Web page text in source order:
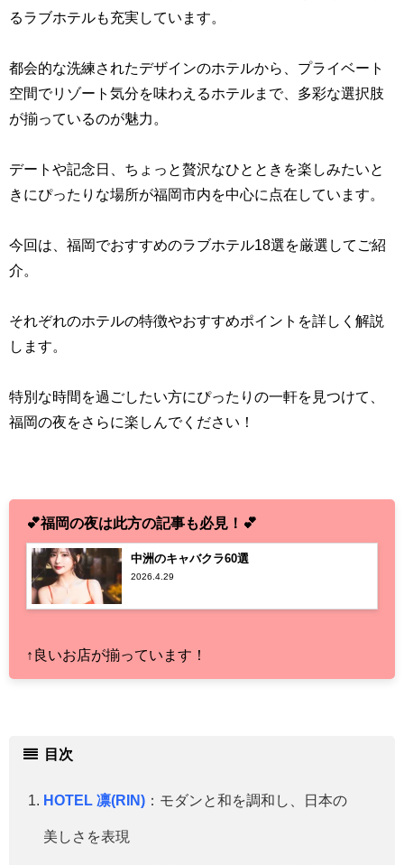
るラブホテルも充実しています。
都会的な洗練されたデザインのホテルから、プライベート
空間でリゾート気分を味わえるホテルまで、多彩な選択肢
が揃っているのが魅力。
デートや記念日、ちょっと贅沢なひとときを楽しみたいと
きにぴったりな場所が福岡市内を中心に点在しています。
今回は、福岡でおすすめのラブホテル18選を厳選してご紹
介。
それぞれのホテルの特徴やおすすめポイントを詳しく解説
します。
特別な時間を過ごしたい方にぴったりの一軒を見つけて、
福岡の夜をさらに楽しんでください！
💕福岡の夜は此方の記事も必見！💕
中洲のキャバクラ60選
2026.4.29
↑良いお店が揃っています！
目次
HOTEL 凛(RIN) ：モダンと和を調和し、日本の
美しさを表現